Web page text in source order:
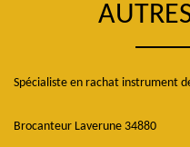
Spécialiste en rachat instrument
Brocanteur Laverune 34880